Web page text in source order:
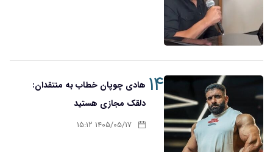
۱۴ هادی چوپان خطاب به منتقدان:
دلقک مجازی هستید
۱۴۰۵/۰۵/۱۷ ۱۵:۱۲